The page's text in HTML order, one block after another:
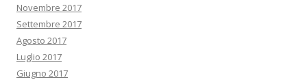
Novembre 2017
Settembre 2017
Agosto 2017
Luglio 2017
Giugno 2017